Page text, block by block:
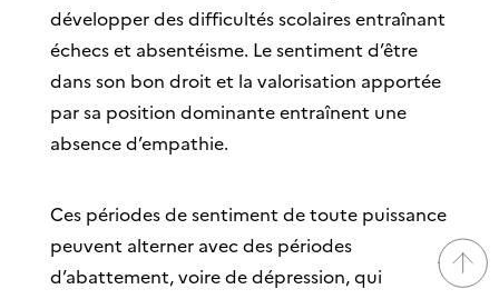
développer des difficultés scolaires entraînant
échecs et absentéisme. Le sentiment d’être
dans son bon droit et la valorisation apportée
par sa position dominante entraînent une
absence d’empathie.
Ces périodes de sentiment de toute puissance
peuvent alterner avec des périodes
d’abattement, voire de dépression, qui